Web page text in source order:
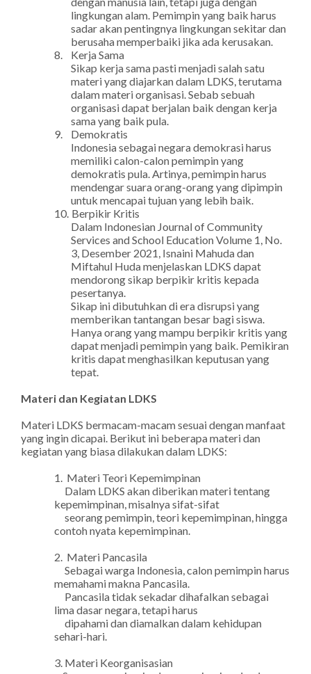
lingkungan alam. Pemimpin yang baik harus
sadar akan pentingnya lingkungan sekitar dan
berusaha memperbaiki jika ada kerusakan.
8.
Kerja Sama
Sikap kerja sama pasti menjadi salah satu
materi yang diajarkan dalam LDKS, terutama
dalam materi organisasi. Sebab sebuah
organisasi dapat berjalan baik dengan kerja
sama yang baik pula.
9.
Demokratis
Indonesia sebagai negara demokrasi harus
memiliki calon-calon pemimpin yang
demokratis pula. Artinya, pemimpin harus
mendengar suara orang-orang yang dipimpin
untuk mencapai tujuan yang lebih baik.
10. Berpikir Kritis
Dalam Indonesian Journal of Community
Services and School Education Volume 1, No.
3, Desember 2021, Isnaini Mahuda dan
Miftahul Huda menjelaskan LDKS dapat
mendorong sikap berpikir kritis kepada
pesertanya.
Sikap ini dibutuhkan di era disrupsi yang
memberikan tantangan besar bagi siswa.
Hanya orang yang mampu berpikir kritis yang
dapat menjadi pemimpin yang baik. Pemikiran
kritis dapat menghasilkan keputusan yang
tepat.
Materi dan Kegiatan LDKS
Materi LDKS bermacam-macam sesuai dengan manfaat
yang ingin dicapai. Berikut ini beberapa materi dan
kegiatan yang biasa dilakukan dalam LDKS:
1. Materi Teori Kepemimpinan
Dalam LDKS akan diberikan materi tentang
kepemimpinan, misalnya sifat-sifat
seorang pemimpin, teori kepemimpinan, hingga
contoh nyata kepemimpinan.
2. Materi Pancasila
Sebagai warga Indonesia, calon pemimpin harus
memahami makna Pancasila.
Pancasila tidak sekadar dihafalkan sebagai
lima dasar negara, tetapi harus
dipahami dan diamalkan dalam kehidupan
sehari-hari.
3. Materi Keorganisasian